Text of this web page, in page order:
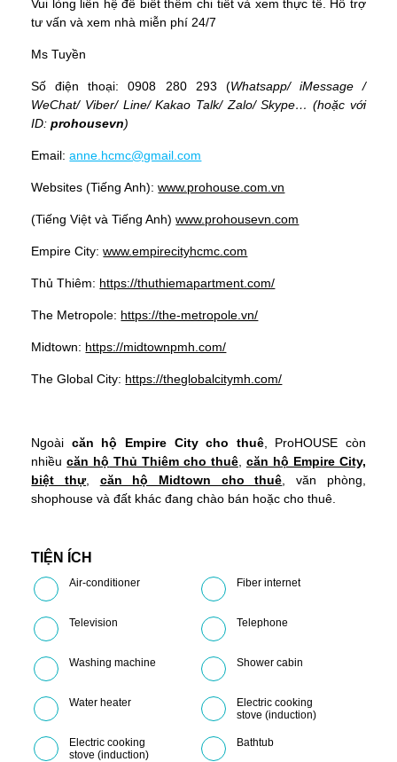
Vui lòng liên hệ để biết thêm chi tiết và xem thực tế. Hỗ trợ
tư vấn và xem nhà miễn phí 24/7
Ms Tuyền
Số điện thoại: 0908 280 293 (Whatsapp/iMessage/
WeChat/Viber/Line/Kakao Talk/Zalo/ Skype… (hoặc với
ID:prohousevn)
Email:anne.hcmc@gmail.com
Websites (Tiếng Anh):www.prohouse.com.vn
(Tiếng Việt và Tiếng Anh)www.prohousevn.com
Empire City:www.empirecityhcmc.com
Thủ Thiêm: https://thuthiemapartment.com/
The Metropole: https://the-metropole.vn/
Midtown: https://midtownpmh.com/
The Global City: https://theglobalcitymh.com/
Ngoài căn hộ Empire City cho thuê, ProHOUSE còn
nhiềucăn hộ Thủ Thiêm cho thuê, căn hộ Empire City,
biệt thự, căn hộ Midtown cho thuê , văn phòng,
shophouse và đất khác đang chào bán hoặc cho thuê.
TIỆN ÍCH
Air-conditioner Fiber internet
Television Telephone
Washing machine Shower cabin
Water heater
Electric cooking
stove (induction)
Electric cooking
stove (induction)
Bathtub